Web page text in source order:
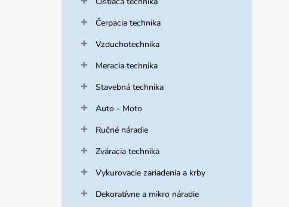
Čerpacia technika
Vzduchotechnika
Meracia technika
Stavebná technika
Auto - Moto
Ručné náradie
Zváracia technika
Vykurovacie zariadenia a krby
Dekoratívne a mikro náradie